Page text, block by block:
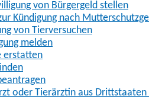
von Bürgergeld stellen
Kündigung nach
von Tierversuchen
melden
erstatten
oder Tierärztin aus Drittstaaten